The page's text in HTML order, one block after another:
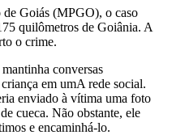
Goiás (MPGO), o caso
quilômetros de Goiânia. A
o crime.
conversas
em umA rede social.
enviado à vítima uma foto
cueca. Não obstante, ele
e encaminhá-lo.